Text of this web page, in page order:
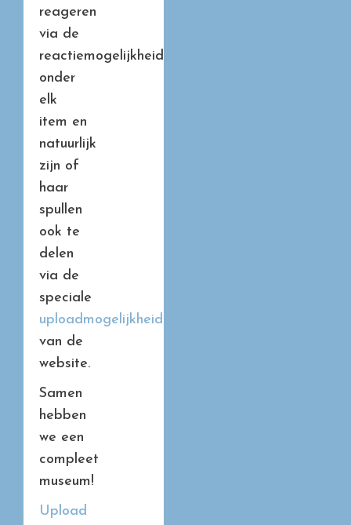
reageren
via de
reactiemogelijkheid
onder
elk
item en
natuurlijk
zijn of
haar
spullen
ook te
delen
via de
speciale
uploadmogelijkheid
van de
website.
Samen
hebben
we een
compleet
museum!
Upload